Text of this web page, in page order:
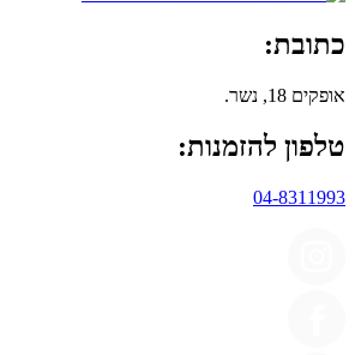
כתובת:
אופקים 18, נשר.
טלפון להזמנות:
04-8311993